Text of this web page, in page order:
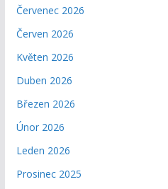
Červenec 2026
Červen 2026
Květen 2026
Duben 2026
Březen 2026
Únor 2026
Leden 2026
Prosinec 2025